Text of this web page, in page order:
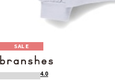
SALE
4.0